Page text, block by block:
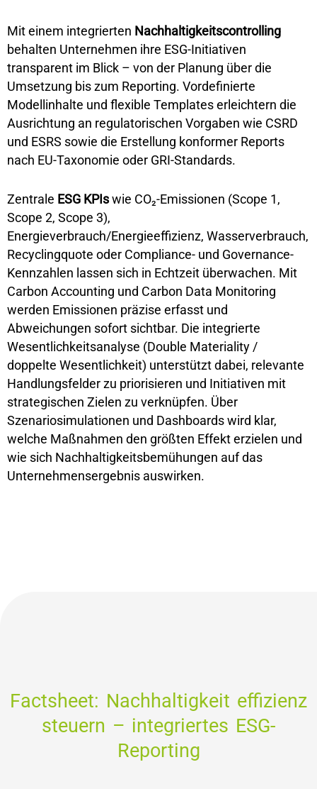
Mit einem integrierten Nachhaltigkeitscontrolling
behalten Unternehmen ihre ESG-Initiativen
transparent im Blick – von der Planung über die
Umsetzung bis zum Reporting. Vordefinierte
Modellinhalte und flexible Templates erleichtern die
Ausrichtung an regulatorischen Vorgaben wie CSRD
und ESRS sowie die Erstellung konformer Reports
nach EU-Taxonomie oder GRI-Standards.
Zentrale ESG KPIswie CO₂-Emissionen (Scope 1,
Scope 2, Scope 3),
Energieverbrauch/Energieeffizienz, Wasserverbrauch,
Recyclingquote oder Compliance- und Governance-
Kennzahlen lassen sich in Echtzeit überwachen. Mit
Carbon Accounting und Carbon Data Monitoring
werden Emissionen präzise erfasst und
Abweichungen sofort sichtbar. Die integrierte
Wesentlichkeitsanalyse (Double Materiality /
doppelte Wesentlichkeit) unterstützt dabei, relevante
Handlungsfelder zu priorisieren und Initiativen mit
strategischen Zielen zu verknüpfen. Über
Szenariosimulationen und Dashboards wird klar,
welche Maßnahmen den größten Effekt erzielen und
wie sich Nachhaltigkeitsbemühungen auf das
Unternehmensergebnis auswirken.
Factsheet: Nachhaltigkeit effizienz
steuern – integriertes ESG-
Reporting